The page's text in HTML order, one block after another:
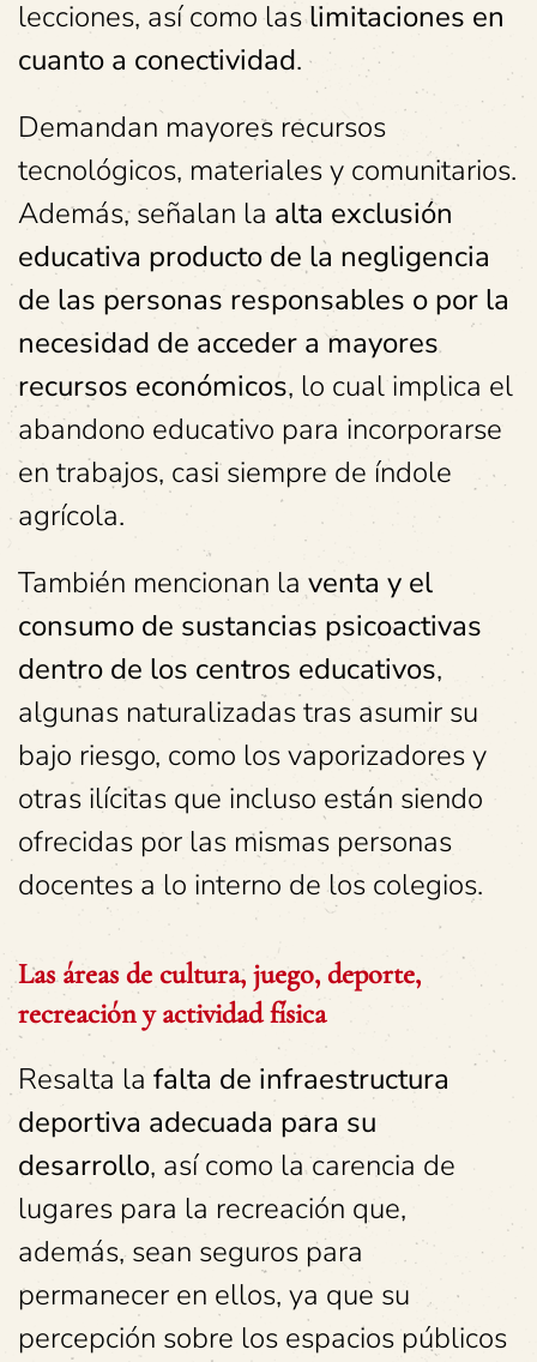
lecciones, así como laslimitaciones en
cuanto a conectividad.
Demandan mayores recursos
tecnológicos, materiales y comunitarios.
Además, señalan la alta exclusión
educativa producto de la negligencia
de las personas responsables o por la
necesidad de acceder a mayores
recursos económicos, lo cual implica el
abandono educativo para incorporarse
en trabajos, casi siempre de índole
agrícola.
También mencionan la venta y el
consumo de sustancias psicoactivas
dentro de los centros educativos,
algunas naturalizadas tras asumir su
bajo riesgo, como los vaporizadores y
otras ilícitas que incluso están siendo
ofrecidas por las mismas personas
docentes a lo interno de los colegios.
Las áreas de cultura, juego, deporte,
recreación y actividad física
Resalta la falta de infraestructura
deportiva adecuada para su
desarrollo, así como la carencia de
lugares para la recreación que,
además, sean seguros para
permanecer en ellos, ya que su
percepción sobre los espacios públicos